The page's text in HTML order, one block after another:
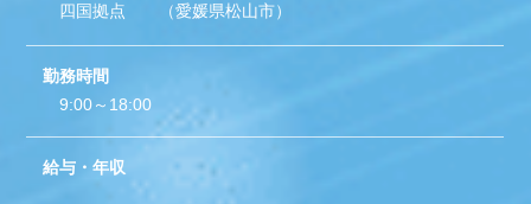
四国拠点 （愛媛県松山市）
勤務時間
9:00～18:00
給与・年収